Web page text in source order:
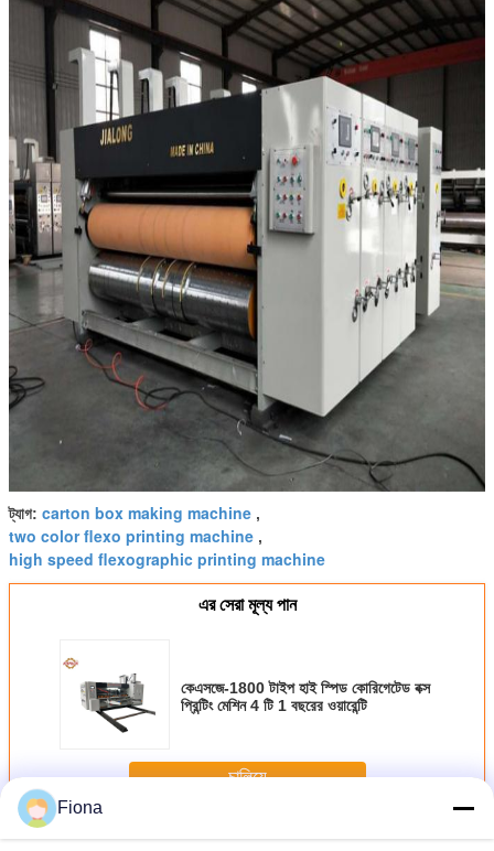
ট্যাগ: carton box making machine ,
two color flexo printing machine ,
high speed flexographic printing machine
এর সেরা মূল্য পান
কেএসজে-1800 টাইপ হাই স্পিড কোরিগেটেড বক্স
প্রিন্টিং মেশিন 4 টি 1 বছরের ওয়ারেন্টি
চালিয়ে
অধিকঢেউতোলা বক্স মুদ্রণ মেশিন
Fiona